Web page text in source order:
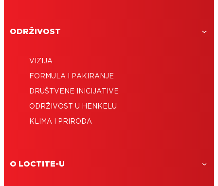
ODRŽIVOST
VIZIJA
FORMULA I PAKIRANJE
DRUŠTVENE INICIJATIVE
ODRŽIVOST U HENKELU
KLIMA I PRIRODA
O LOCTITE-U